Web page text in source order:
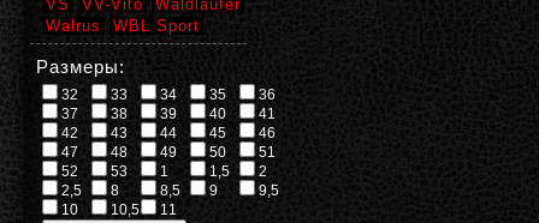
VS
VV-Vito
Waldlaufer
Walrus
WBL Sport
Размеры:
32 33 34 35
36
37
38 39 40
41
42
43 44 45
46
47
48 49 50
51
52
53 1 1,5
2
2,5
8 8,5 9
9,5
10
10,5 11